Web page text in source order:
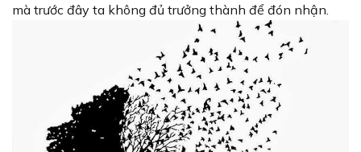
mà trước đây ta không đủ trưởng thành để đón nhận.